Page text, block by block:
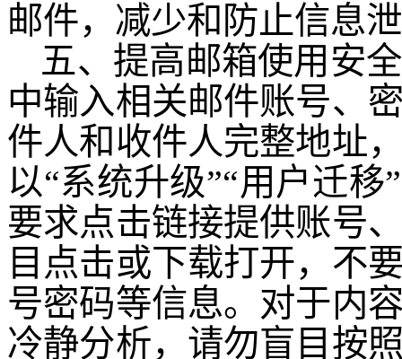
邮件，减少和防止信息
五、提高邮箱使用安
中输入相关邮件账号、
件人和收件人完整地址
以“系统升级”“用户迁
要求点击链接提供账号
目点击或下载打开，不
号密码等信息。对于内
冷静分析，请勿盲目按